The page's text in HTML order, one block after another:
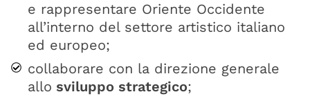
e rappresentare Oriente Occidente
all’interno del settore artistico italiano
ed europeo;
collaborare con la direzione generale
allo sviluppo strategico;